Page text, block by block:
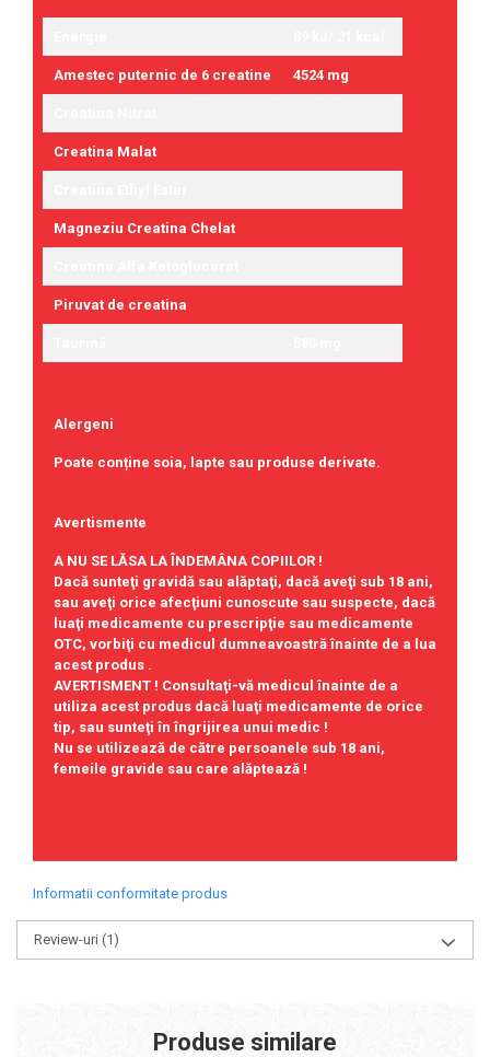
Amestec puternic de 6 creatine 4524 mg
Creatina Malat
Magneziu Creatina Chelat
Piruvat de creatina
Alergeni
Poate conține soia, lapte sau produse derivate.
Avertismente
A NU SE LĂSA LA ÎNDEMÂNA COPIILOR !
Dacă sunteţi gravidă sau alăptaţi, dacă aveţi sub 18 ani,
sau aveţi orice afecţiuni cunoscute sau suspecte, dacă
luaţi medicamente cu prescripţie sau medicamente
OTC, vorbiţi cu medicul dumneavoastră înainte de a lua
acest produs .
AVERTISMENT ! Consultaţi-vă medicul înainte de a
utiliza acest produs dacă luaţi medicamente de orice
tip, sau sunteţi în îngrijirea unui medic !
Nu se utilizează de către persoanele sub 18 ani,
femeile gravide sau care alăptează !
Informatii conformitate produs
Review-uri (1)
Produse similare